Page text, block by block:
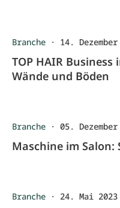
Branche · 14.
TOP HAIR Business
Wände und Böden
Branche · 05.
Maschine im Salon:
Branche · 24. Mai 2023